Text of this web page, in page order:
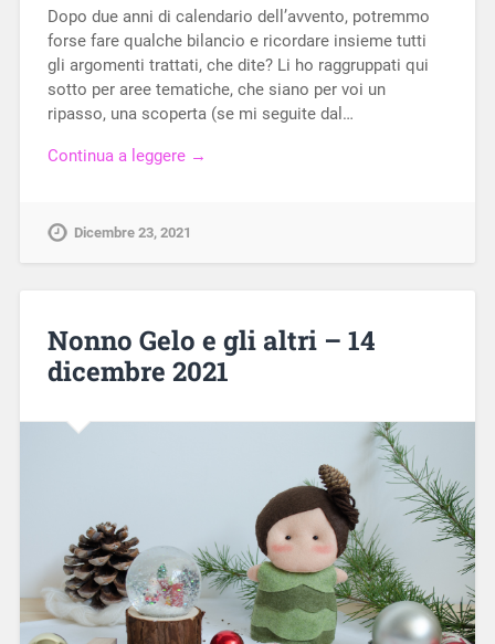
Dopo due anni di calendario dell’avvento, potremmo
forse fare qualche bilancio e ricordare insieme tutti
gli argomenti trattati, che dite? Li ho raggruppati qui
sotto per aree tematiche, che siano per voi un
ripasso, una scoperta (se mi seguite dal…
Continua a leggere →
Dicembre 23, 2021
Nonno Gelo e gli altri – 14
dicembre 2021